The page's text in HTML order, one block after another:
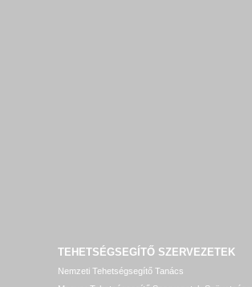
TEHETSÉGSEGÍTŐ SZERVEZETEK
Nemzeti Tehetségsegítő Tanács